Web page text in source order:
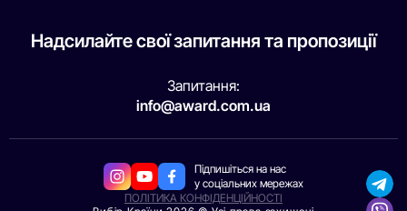
Надсилайте свої запитання та пропозиції
Запитання:
info@award.com.ua
Підпишіться на нас
у соціальних мережах
ПОЛІТИКА КОНФІДЕНЦІЙНОСТІ